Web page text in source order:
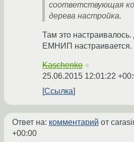
соответствующая
дерева настройка.
Там это
ЕМНИП настраивается.
Kaschenko ☆
25.06.2015 12:01:22
Ссылка
Ответ на: комментарий от
+00:00